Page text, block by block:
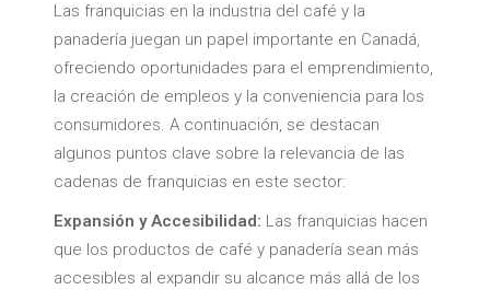
Las franquicias en la industria del café y la
panadería juegan un papel importante en Canadá,
ofreciendo oportunidades para el emprendimiento,
la creación de empleos y la conveniencia para los
consumidores. A continuación, se destacan
algunos puntos clave sobre la relevancia de las
cadenas de franquicias en este sector:
Expansión y Accesibilidad: Las franquicias hacen
que los productos de café y panadería sean más
accesibles al expandir su alcance más allá de los